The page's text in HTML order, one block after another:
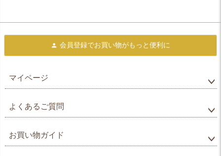
会員登録でお買い物がもっと便利に
マイページ
よくあるご質問
お買い物ガイド